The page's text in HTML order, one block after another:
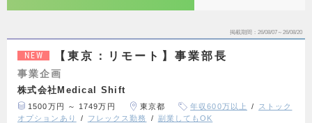
掲載期間 26/08/07～26/08/20
NEW 【東京：リモート】事業部長
事業企画
株式会社Medical Shift
1500万円 ～ 1749万円 東京都 年収600万以上
ストック
オプションあり
フレックス勤務 副業してもOK